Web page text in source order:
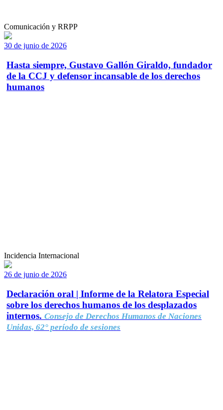
Comunicación y RRPP
30 de junio de 2026
Hasta siempre, Gustavo Gallón Giraldo, fundador
de la CCJ y defensor incansable de los derechos
humanos
Incidencia Internacional
26 de junio de 2026
Declaración oral | Informe de la Relatora Especial
sobre los derechos humanos de los desplazados
internos. Consejo de Derechos Humanos de Naciones
Unidas, 62° período de sesiones